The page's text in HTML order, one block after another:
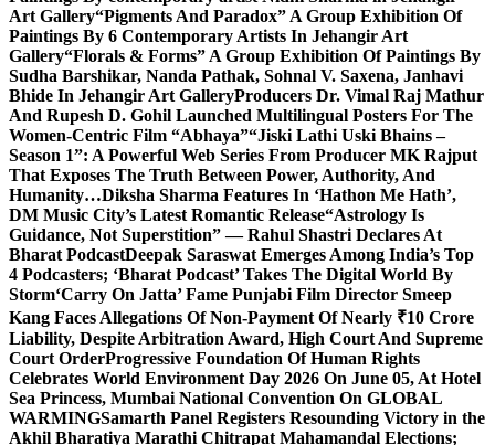
Art Gallery“Pigments And Paradox” A Group Exhibition Of
Paintings By 6 Contemporary Artists In Jehangir Art
Gallery“Florals & Forms” A Group Exhibition Of Paintings By
Sudha Barshikar, Nanda Pathak, Sohnal V. Saxena, Janhavi
Bhide In Jehangir Art GalleryProducers Dr. Vimal Raj Mathur
And Rupesh D. Gohil Launched Multilingual Posters For The
Women-Centric Film “Abhaya”“Jiski Lathi Uski Bhains –
Season 1”: A Powerful Web Series From Producer MK Rajput
That Exposes The Truth Between Power, Authority, And
Humanity…Diksha Sharma Features In ‘Hathon Me Hath’,
DM Music City’s Latest Romantic Release“Astrology Is
Guidance, Not Superstition” — Rahul Shastri Declares At
Bharat PodcastDeepak Saraswat Emerges Among India’s Top
4 Podcasters; ‘Bharat Podcast’ Takes The Digital World By
Storm‘Carry On Jatta’ Fame Punjabi Film Director Smeep
Kang Faces Allegations Of Non-Payment Of Nearly ₹10 Crore
Liability, Despite Arbitration Award, High Court And Supreme
Court OrderProgressive Foundation Of Human Rights
Celebrates World Environment Day 2026 On June 05, At Hotel
Sea Princess, Mumbai National Convention On GLOBAL
WARMINGSamarth Panel Registers Resounding Victory in the
Akhil Bharatiya Marathi Chitrapat Mahamandal Elections;